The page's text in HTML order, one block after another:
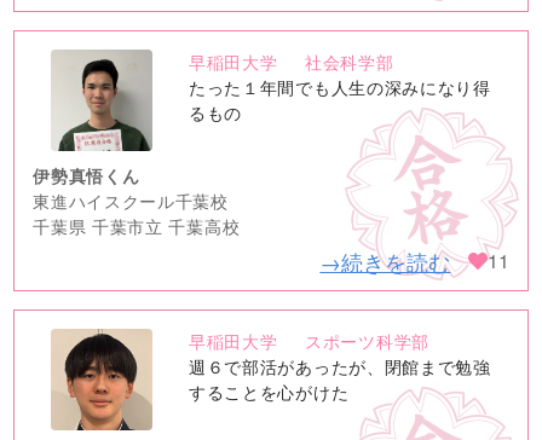
no
image
早稲田大学
社会科学部
たった１年間でも人生の深みになり得
るもの
伊勢真悟くん
東進ハイスクール千葉校
千葉県 千葉市立 千葉高校
→続きを読む 11
no
image
早稲田大学
スポーツ科学部
週６で部活があったが、閉館まで勉強
することを心がけた